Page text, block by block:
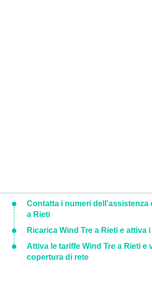
Contatta i numeri dell'assistenza
a Rieti
Ricarica Wind Tre a Rieti e attiva
Attiva le tariffe Wind Tre a Rieti e
copertura di rete